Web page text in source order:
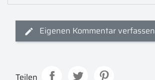
Eigenen Kommentar verfassen
Teilen